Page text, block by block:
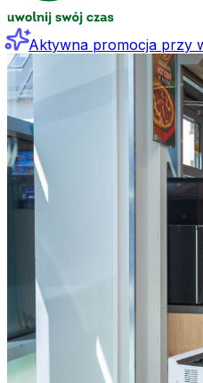
Aktywna promocja przy